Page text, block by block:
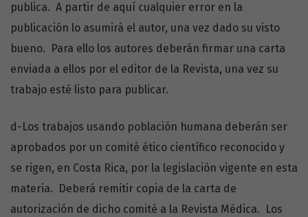
publica. A partir de aquí cualquier error en la
publicación lo asumirá el autor, una vez dado su visto
bueno. Para ello los autores deberán firmar una carta
enviada a ellos por el editor de la Revista, una vez su
trabajo esté listo para publicar.
d-Los trabajos usando población humana deberán ser
aprobados por un comité ético científico reconocido y
se rigen, en Costa Rica, por la legislación vigente en esta
materia. Deberá remitir copia de la carta de
autorización de dicho comité a la Revista Médica. Los